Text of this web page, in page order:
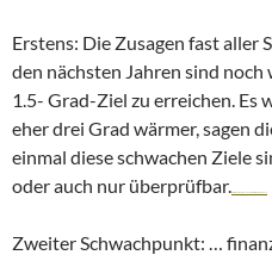
Erstens: Die Zusagen fast aller
den nächsten Jahren sind
1.5- Grad-Ziel zu erreichen. Es
eher drei Grad wärmer, sagen
einmal diese schwachen Ziele
oder auch nur überprüfbar.
Zweiter Schwachpunkt: …